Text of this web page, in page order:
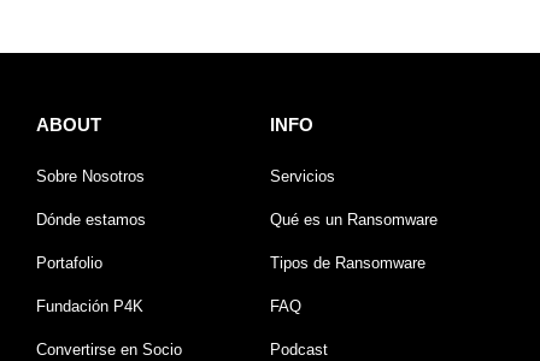
ABOUT
Sobre Nosotros
Dónde estamos
Portafolio
Fundación P4K
Convertirse en Socio
INFO
Servicios
Qué es un Ransomware
Tipos de Ransomware
FAQ
Podcast